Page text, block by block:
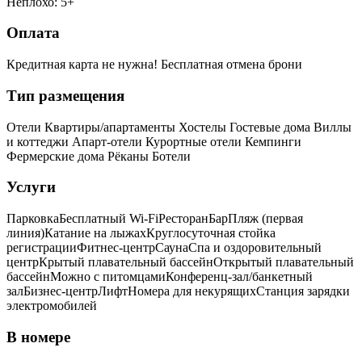
Оплата
Кредитная карта не нужна! Бесплатная отмена брони
Тип размещения
Отели Квартиры/апартаменты Хостелы Гостевые дома Виллы
и коттеджи Апарт-отели Курортные отели Кемпинги
Фермерские дома Рёканы Ботели
Услуги
ПарковкаБесплатный Wi-FiРесторанБарПляж (первая
линия)Катание на лыжахКруглосуточная стойка
регистрацииФитнес-центрСаунаСпа и оздоровительный
центрКрытый плавательный бассейнОткрытый плавательный
бассейнМожно с питомцамиКонференц-зал/банкетный
залБизнес-центрЛифтНомера для некурящихCтанция зарядки
электромобилей
В номере